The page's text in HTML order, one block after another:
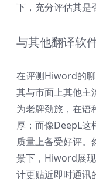
下，充分评估其是
与其他翻译软
在评测Hiword的
其与市面上其他主
为老牌劲旅，在语
厚；而像DeepL这
质量上备受好评。
景下，Hiword展
计更贴近即时通讯